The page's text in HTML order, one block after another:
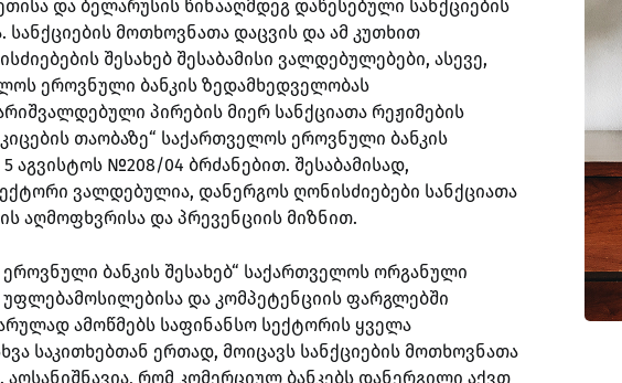
და ბელარუსის წინააღმდეგ დაწესებული სანქციების
მოთხოვნათა დაცვის და ამ კუთხით
შესახებ შესაბამისი ვალდებულებები, ასევე,
ეროვნული ბანკის ზედამხედველობას
პირების მიერ სანქციათა რეჟიმების
თაობაზე“ საქართველოს ეროვნული ბანკის
აგვისტოს №208/04 ბრძანებით. შესაბამისად,
ვალდებულია, დანერგოს ღონისძიებები სანქციათა
აღმოფხვრისა და პრევენციის მიზნით.
ბანკის შესახებ“ საქართველოს ორგანული
და კომპეტენციის ფარგლებში
ამოწმებს საფინანსო სექტორის ყველა
საკითხებთან ერთად, მოიცავს სანქციების მოთხოვნათა
რომ კომერციულ ბანკებს დანერგილი აქვთ